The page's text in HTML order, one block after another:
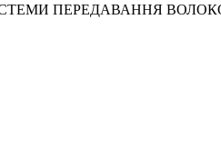
СИСТЕМИ ПЕРЕДАВАННЯ